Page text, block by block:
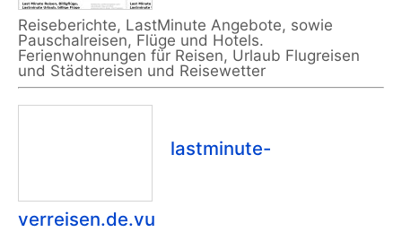
Reiseberichte, LastMinute Angebote, sowie
Pauschalreisen, Flüge und Hotels.
Ferienwohnungen für Reisen, Urlaub Flugreisen
und Städtereisen und Reisewetter
lastminute-
verreisen.de.vu